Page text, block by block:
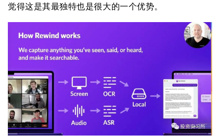
觉得这是其最独特也是很大的一个优势。